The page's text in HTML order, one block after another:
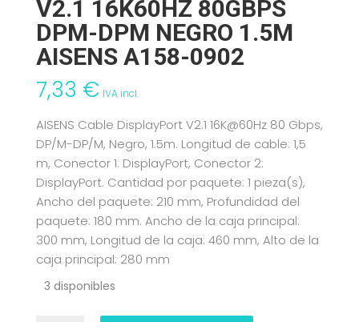
V2.1 16K60HZ 80GBPS
DPM-DPM NEGRO 1.5M
AISENS A158-0902
7,33 € IVA incl.
AISENS Cable DisplayPort V2.1 16K@60Hz 80 Gbps,
DP/M-DP/M, Negro, 1.5m. Longitud de cable: 1,5
m, Conector 1: DisplayPort, Conector 2:
DisplayPort. Cantidad por paquete: 1 pieza(s),
Ancho del paquete: 210 mm, Profundidad del
paquete: 180 mm. Ancho de la caja principal:
300 mm, Longitud de la caja: 460 mm, Alto de la
caja principal: 280 mm
3 disponibles